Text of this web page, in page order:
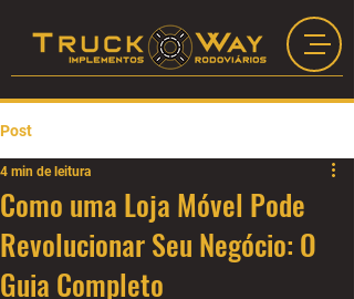
Post
Como uma Loja Móvel Pode
Revolucionar Seu Negócio: O
Guia Completo
4 min de leitura